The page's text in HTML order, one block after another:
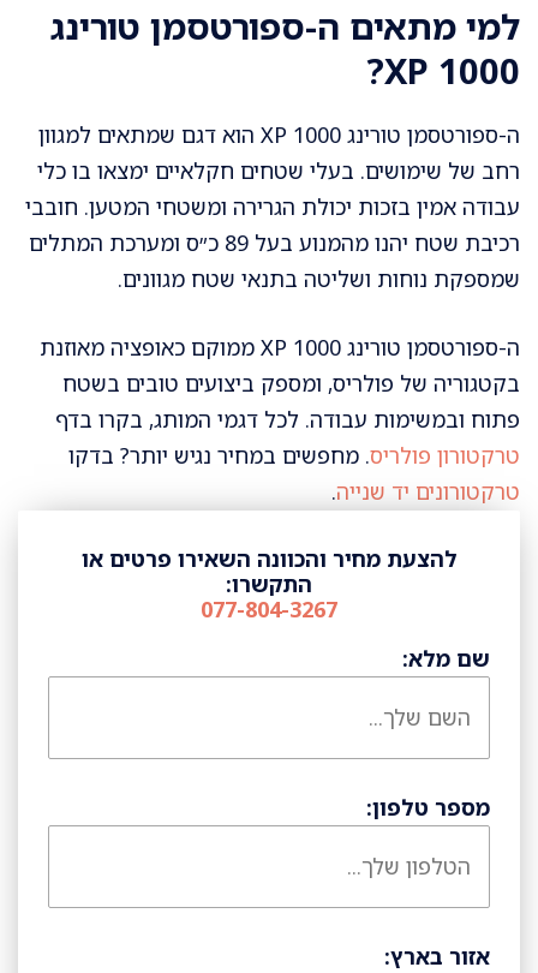
למי מתאים ה-ספורטסמן טורינג
XP 1000?
ה-ספורטסמן טורינג XP 1000 הוא דגם שמתאים למגוון
רחב של שימושים. בעלי שטחים חקלאיים ימצאו בו כלי
עבודה אמין בזכות יכולת הגרירה ומשטחי המטען. חובבי
רכיבת שטח יהנו מהמנוע בעל 89 כ״ס ומערכת המתלים
שמספקת נוחות ושליטה בתנאי שטח מגוונים.
ה-ספורטסמן טורינג XP 1000 ממוקם כאופציה מאוזנת
בקטגוריה של פולריס, ומספק ביצועים טובים בשטח
פתוח ובמשימות עבודה. לכל דגמי המותג, בקרו בדף
טרקטורון פולריס. מחפשים במחיר נגיש יותר? בדקו
טרקטורונים יד שנייה.
להצעת מחיר והכוונה השאירו פרטים או
התקשרו:
077-804-3267
שם מלא:
מספר טלפון:
אזור בארץ: